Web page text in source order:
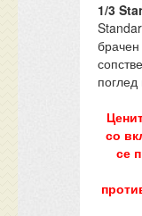
1/3
со
се